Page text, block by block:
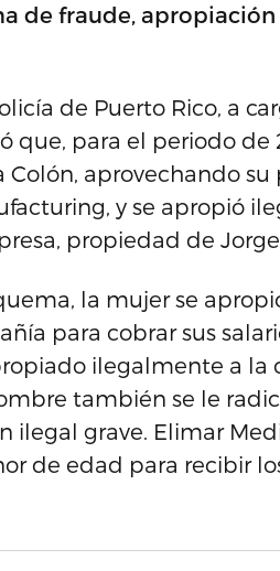
de fraude,
de Puerto Rico, a
que, para el periodo de
Colón, aprovechando
y se apropió
propiedad de
la mujer se
para cobrar sus
ilegalmente a la
también se le
ilegal grave. Elimar
de edad para recibir